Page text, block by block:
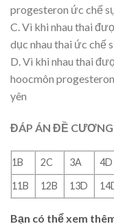
progesteron ức chế
C. Vì khi nhau thai
dục nhau thai ức chế
D. Vì khi nhau thai
hoocmôn
yên
ĐÁP ÁN ĐỀ CƯƠNG
1B 2C 3A 4D
11B
12B 13D
Bạn có thể xem